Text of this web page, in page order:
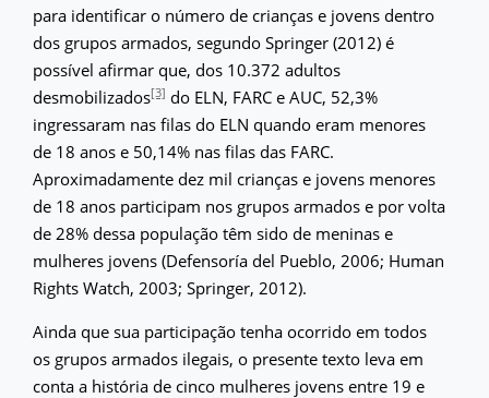
para identificar o número de crianças e jovens dentro
dos grupos armados, segundo Springer (2012) é
possível afirmar que, dos 10.372 adultos
desmobilizados[3] do ELN, FARC e AUC, 52,3%
ingressaram nas filas do ELN quando eram menores
de 18 anos e 50,14% nas filas das FARC.
Aproximadamente dez mil crianças e jovens menores
de 18 anos participam nos grupos armados e por volta
de 28% dessa população têm sido de meninas e
mulheres jovens (Defensoría del Pueblo, 2006; Human
Rights Watch, 2003; Springer, 2012).
Ainda que sua participação tenha ocorrido em todos
os grupos armados ilegais, o presente texto leva em
conta a história de cinco mulheres jovens entre 19 e